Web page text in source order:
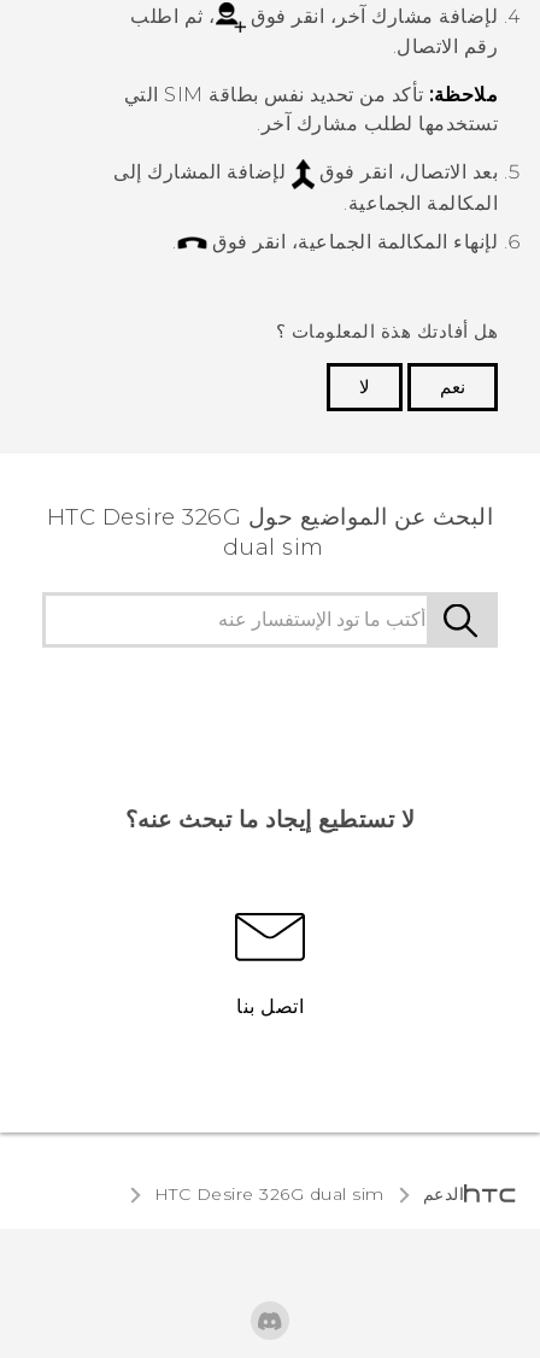
لإضافة مشارك آخر، انقر فوق
، ثم اطلب
رقم الاتصال.
ملاحظة:
تأكد من تحديد نفس بطاقة SIM التي
تستخدمها لطلب مشارك آخر.
بعد الاتصال، انقر فوق
لإضافة المشارك إلى
المكالمة الجماعية.
لإنهاء المكالمة الجماعية، انقر فوق
هل أفادتك هذة المعلومات ؟
نعم
لا
البحث عن المواضيع حول HTC Desire 326G
dual sim
لا تستطيع إيجاد ما تبحث عنه؟
اتصل بنا
الدعم HTC Desire 326G dual sim‎